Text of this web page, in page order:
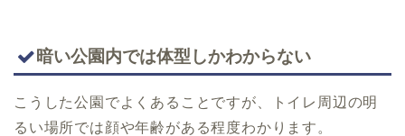
暗い公園内では体型しかわからない
こうした公園でよくあることですが、トイレ周辺の明
るい場所では顔や年齢がある程度わかります。